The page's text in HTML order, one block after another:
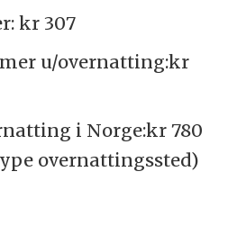
kr 307
u/overnatting:kr
i Norge:kr 780
overnattingssted)